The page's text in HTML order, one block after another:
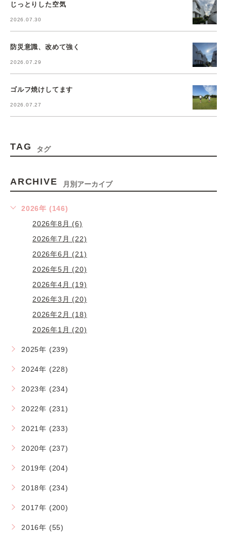
じっとりした空気
2026.07.30
防災意識、改めて強く
2026.07.29
ゴルフ焼けしてます
2026.07.27
TAG タグ
ARCHIVE 月別アーカイブ
2026年 (146)
2026年8月 (6)
2026年7月 (22)
2026年6月 (21)
2026年5月 (20)
2026年4月 (19)
2026年3月 (20)
2026年2月 (18)
2026年1月 (20)
2025年 (239)
2024年 (228)
2023年 (234)
2022年 (231)
2021年 (233)
2020年 (237)
2019年 (204)
2018年 (234)
2017年 (200)
2016年 (55)